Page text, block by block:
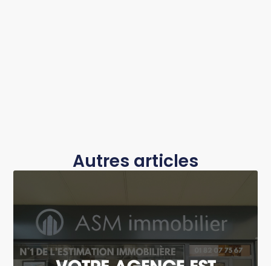
Autres articles